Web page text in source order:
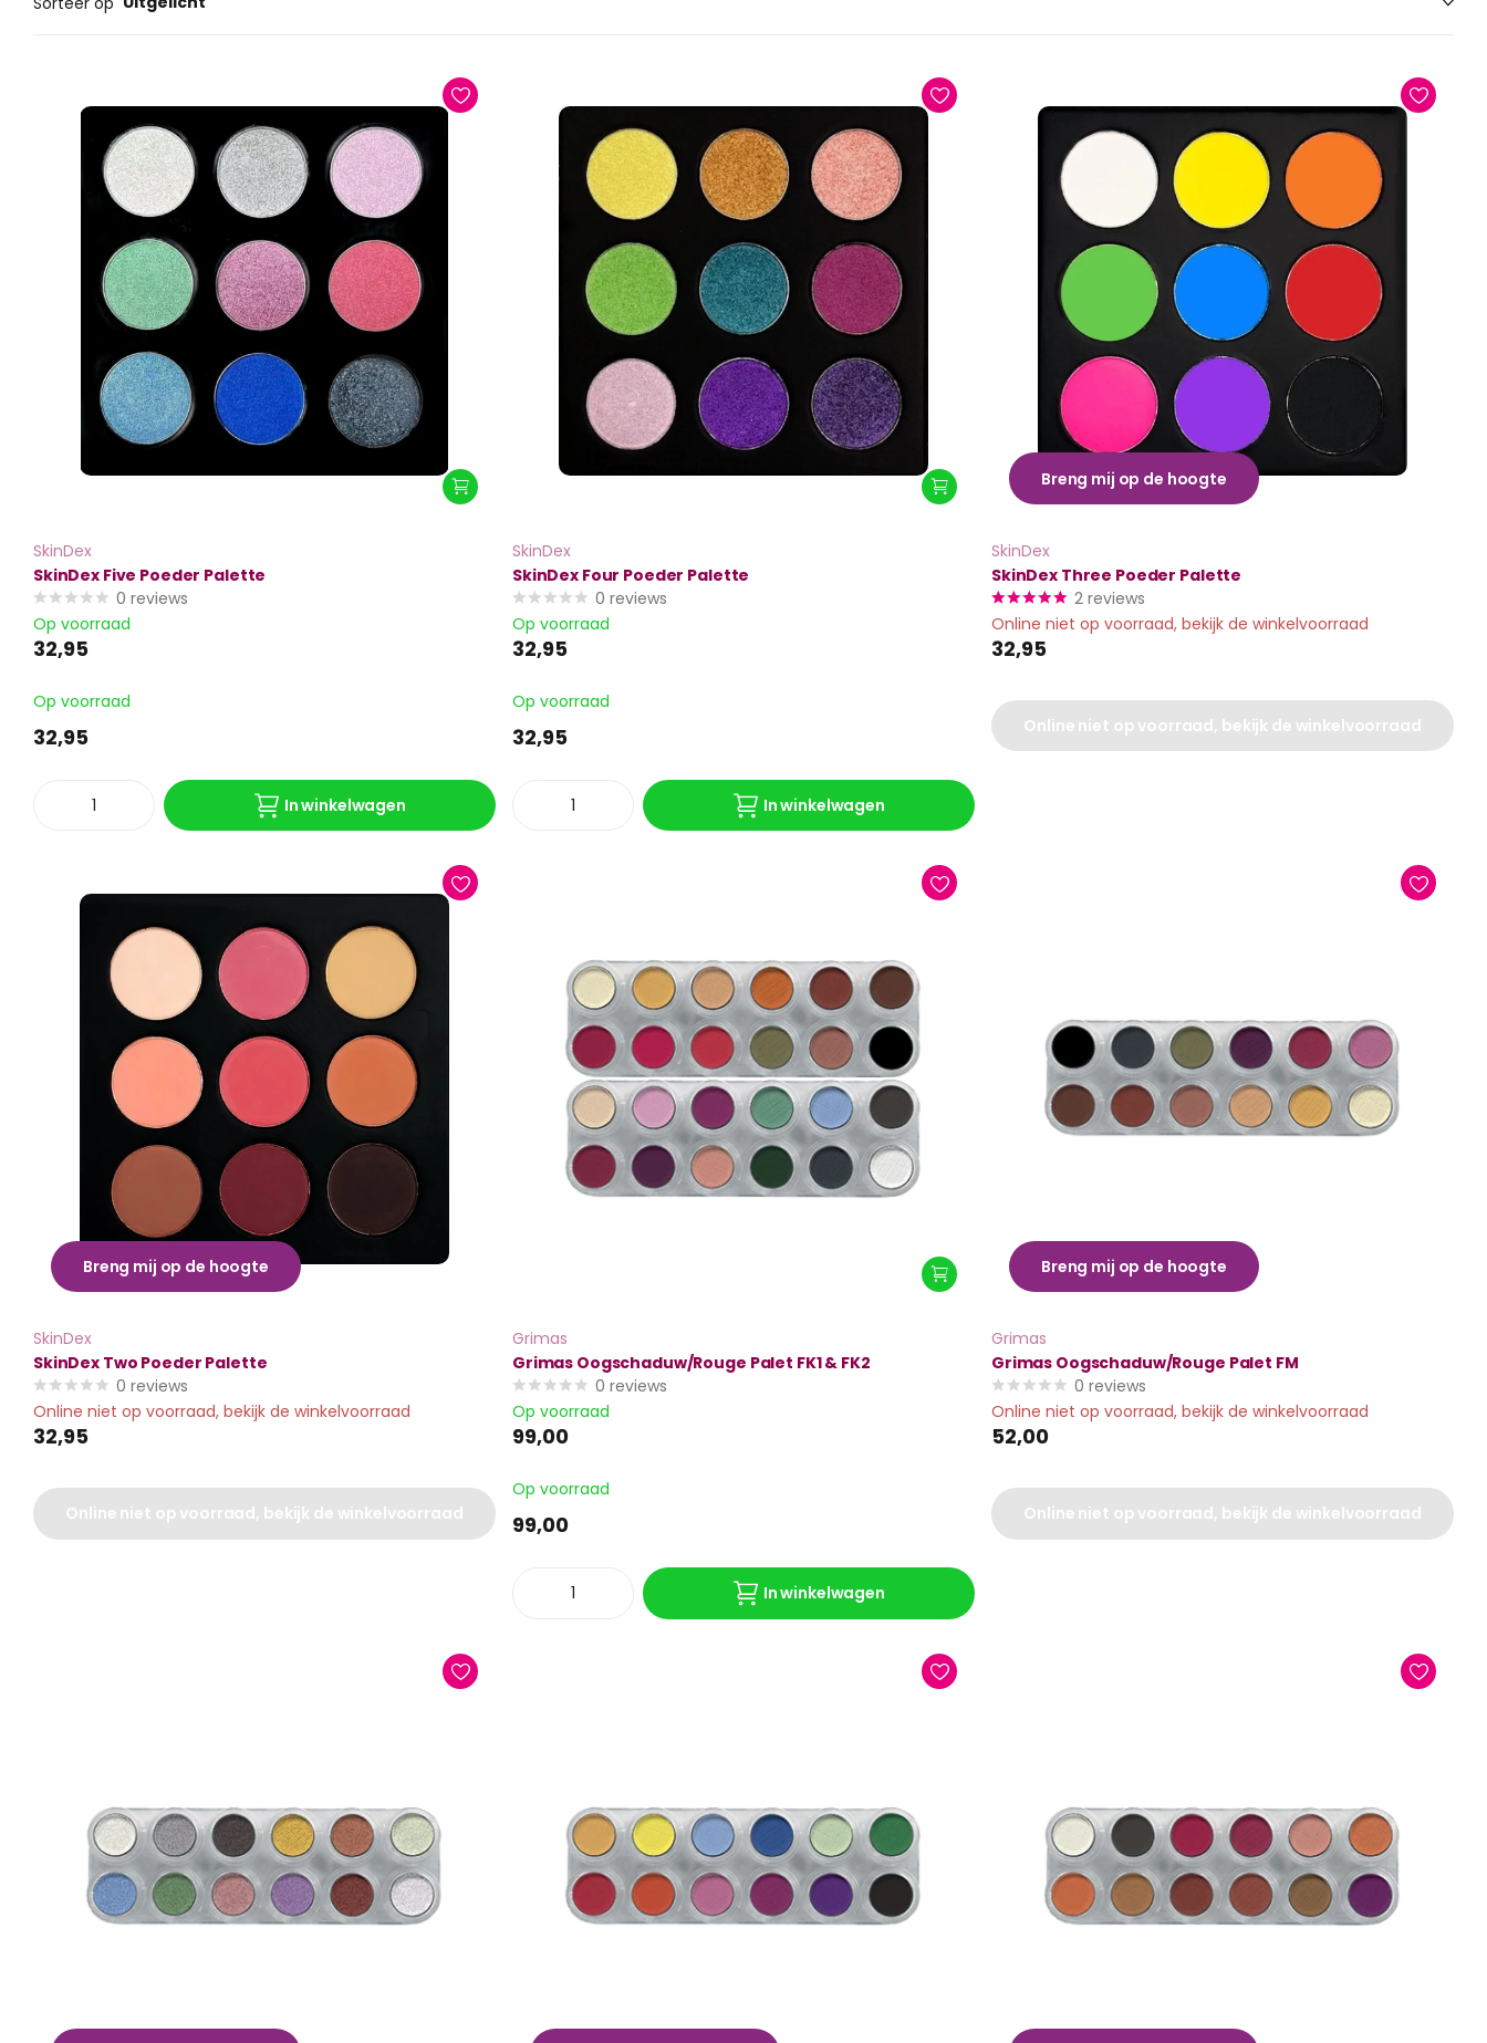
SkinDex
SkinDex Five Poeder Palette
0 reviews
Op voorraad
32,95
Op voorraad
32,95
In winkelwagen
SkinDex
SkinDex Four Poeder Palette
0 reviews
Op voorraad
32,95
Op voorraad
32,95
In winkelwagen
Breng mij op de hoogte
SkinDex
SkinDex Three Poeder Palette
2 reviews
Online niet op voorraad, bekijk de winkelvoorraad
32,95
Online niet op voorraad, bekijk de winkelvoorraad
Breng mij op de hoogte
SkinDex
SkinDex Two Poeder Palette
0 reviews
Online niet op voorraad, bekijk de winkelvoorraad
32,95
Online niet op voorraad, bekijk de winkelvoorraad
Grimas
Grimas Oogschaduw/Rouge Palet FK1 & FK2
0 reviews
Op voorraad
99,00
Op voorraad
99,00
In winkelwagen
Breng mij op de hoogte
Grimas
Grimas Oogschaduw/Rouge Palet FM
0 reviews
Online niet op voorraad, bekijk de winkelvoorraad
52,00
Online niet op voorraad, bekijk de winkelvoorraad